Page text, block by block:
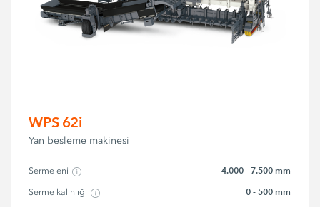
WPS 62i
Yan besleme makinesi
Serme eni 4.000 - 7.500 mm
Serme kalınlığı 0 - 500 mm